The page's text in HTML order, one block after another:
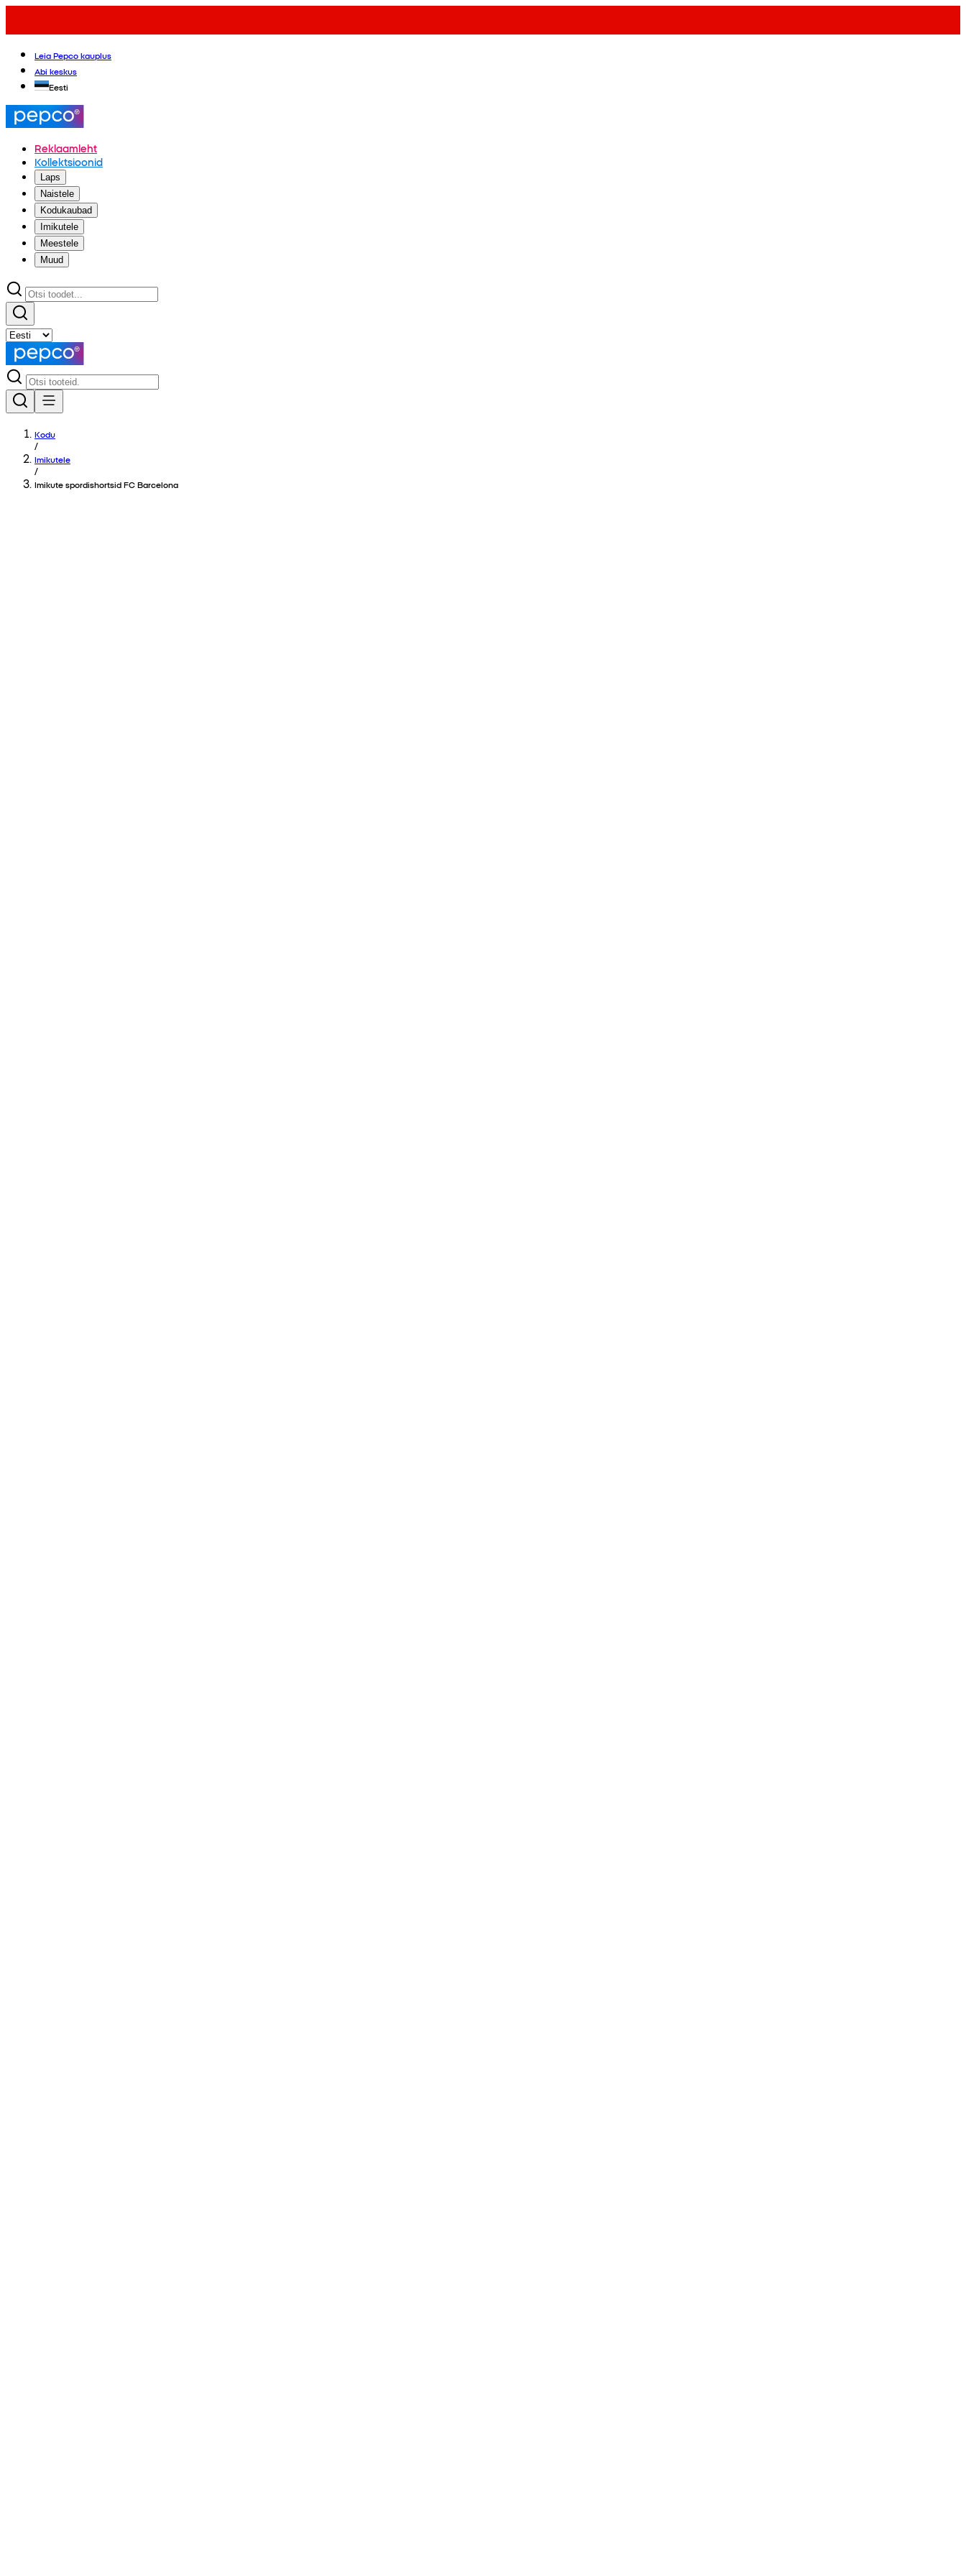
Leia Pepco kauplus
Abi keskus
Eesti
Reklaamleht
Kollektsioonid
Laps
Naistele
Kodukaubad
Imikutele
Meestele
Muud
Kodu
/
Imikutele
/
Imikute spordishortsid FC Barcelona